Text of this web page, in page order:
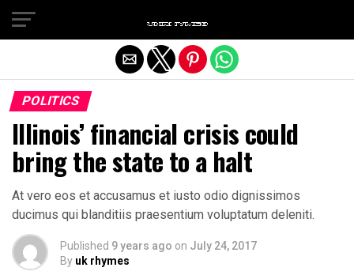
POLITICS
Illinois’ financial crisis could
bring the state to a halt
At vero eos et accusamus et iusto odio dignissimos
ducimus qui blanditiis praesentium voluptatum deleniti.
Published 9 years ago on July 24, 2017
By uk rhymes
Exit mobile version